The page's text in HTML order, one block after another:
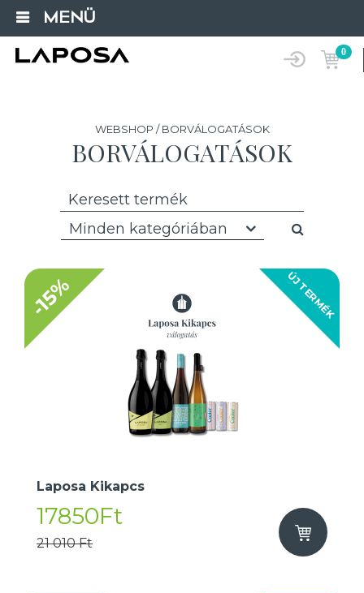
MENÜ
0
WEBSHOP / BORVÁLOGATÁSOK
BORVÁLOGATÁSOK
Minden kategóriában
ÚJ TERMÉK
-15%
Laposa Kikapcs
17850Ft
21 010 Ft